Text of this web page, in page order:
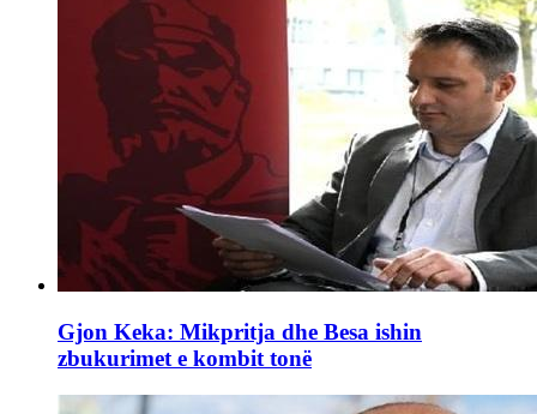
Gjon Keka: Mikpritja dhe Besa ishin
zbukurimet e kombit tonë